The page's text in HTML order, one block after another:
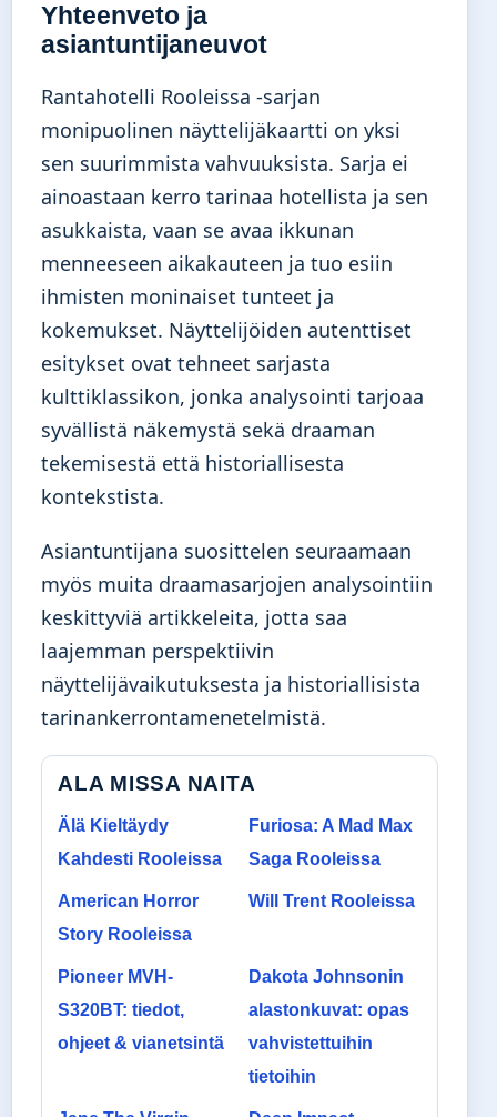
Yhteenveto ja
asiantuntijaneuvot
Rantahotelli Rooleissa -sarjan
monipuolinen näyttelijäkaartti on yksi
sen suurimmista vahvuuksista. Sarja ei
ainoastaan kerro tarinaa hotellista ja sen
asukkaista, vaan se avaa ikkunan
menneeseen aikakauteen ja tuo esiin
ihmisten moninaiset tunteet ja
kokemukset. Näyttelijöiden autenttiset
esitykset ovat tehneet sarjasta
kulttiklassikon, jonka analysointi tarjoaa
syvällistä näkemystä sekä draaman
tekemisestä että historiallisesta
kontekstista.
Asiantuntijana suosittelen seuraamaan
myös muita draamasarjojen analysointiin
keskittyviä artikkeleita, jotta saa
laajemman perspektiivin
näyttelijävaikutuksesta ja historiallisista
tarinankerrontamenetelmistä.
ALA MISSA NAITA
Älä Kieltäydy
Kahdesti Rooleissa
Furiosa: A Mad Max
Saga Rooleissa
American Horror
Story Rooleissa
Will Trent Rooleissa
Pioneer MVH-
S320BT: tiedot,
ohjeet & vianetsintä
Dakota Johnsonin
alastonkuvat: opas
vahvistettuihin
tietoihin